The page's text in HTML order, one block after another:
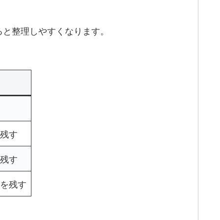
整理しやすくなります。
す
す
残す